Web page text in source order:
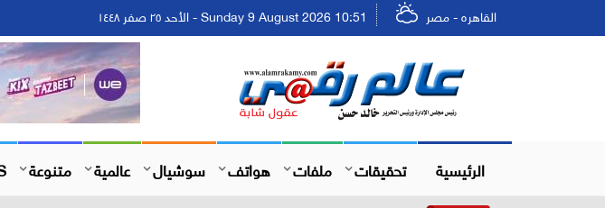
القاهره - مصر Sunday 9 August 2026 10:51 - الأحد ٢٥ صفر ١٤٤٨
الرئيسية تحقيقات ملفات هواتف سوشيال عالمية متنوعة